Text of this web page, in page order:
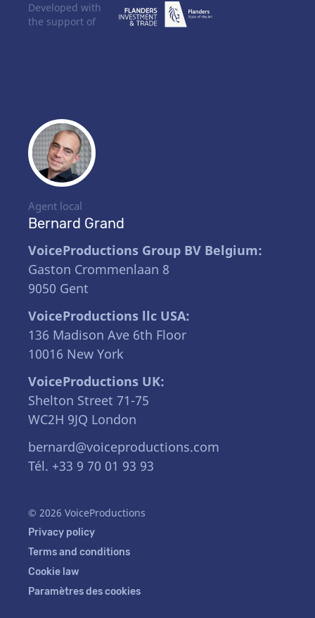
Agent local
Bernard Grand
VoiceProductions Group BV Belgium:
Gaston Crommenlaan 8
9050 Gent
VoiceProductions llc USA:
136 Madison Ave 6th Floor
10016 New York
VoiceProductions UK:
Shelton Street 71-75
WC2H 9JQ London
bernard@voiceproductions.com
Tél. +33 9 70 01 93 93
© 2026 VoiceProductions
Privacy policy
Terms and conditions
Cookie law
Paramètres des cookies
Developed with
the support of